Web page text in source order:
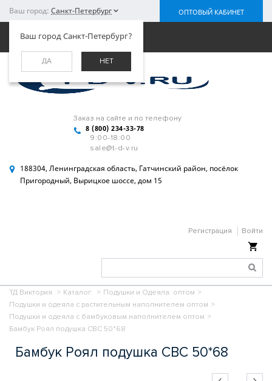
Ваш город: Санкт-Петербург
Ваш город Санкт-Петербург?
ДА НЕТ
ОПТОВЫЙ КАБИНЕТ
Заказ на сайте и по телефону
8 (800) 234-33-78
9:00-18:00
sale@t-d-v.ru
188304, Ленинградская область, Гатчинский район, посёлок
Пригородный, Вырицкое шоссе, дом 15
Регистрация Войти
Меню
ТД Виктория. > Каталог. > Подушки и Одеяла. оптом >
Подушки и одеяла с растительным наполнителем оптом >
Подушки и одеяла с бамбуковым наполнителем оптом >
Бамбук Роял подушка СВС 50*68
Бамбук Роял подушка СВС 50*68